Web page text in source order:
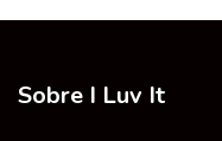
Sobre I Luv It